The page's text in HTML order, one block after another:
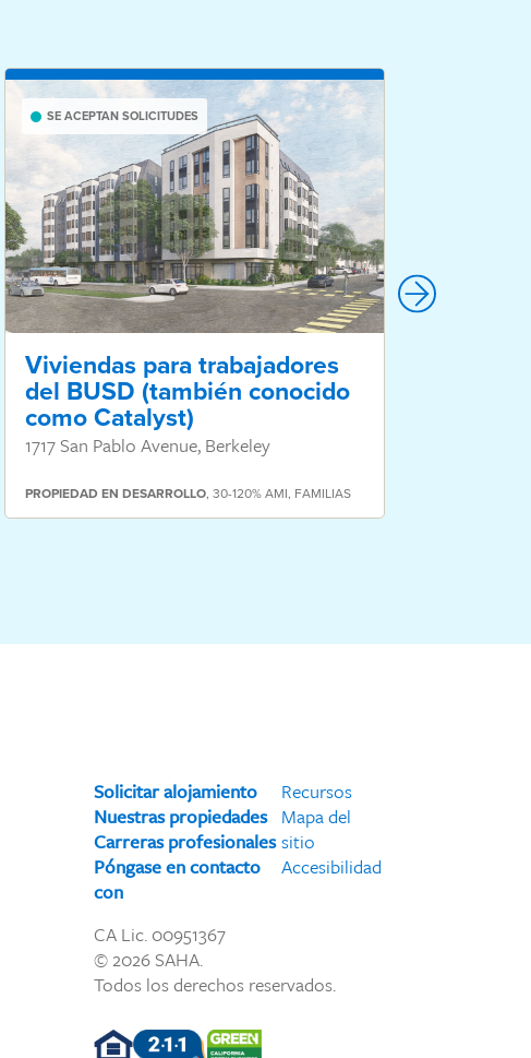
SE ACEPTAN SOLICITUDES
Viviendas para trabajadores
del BUSD (también conocido
como Catalyst)
1717 San Pablo Avenue, Berkeley
PROPIEDAD EN DESARROLLO,30-120% AMI, FAMILIAS
Solicitar alojamiento
Nuestras propiedades
Carreras profesionales
Póngase en contacto
con
Recursos
Mapa del
sitio
Accesibilidad
CA Lic. 00951367
© 2026 SAHA.
Todos los derechos reservados.